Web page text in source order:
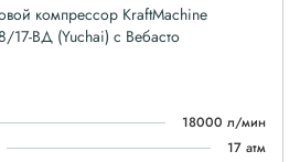
компрессор KraftMachine
17-ВД (Yuchai) с Вебасто
18000 л/мин
17 атм